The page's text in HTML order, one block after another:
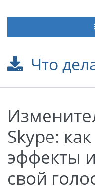
Что
Skype:
эффекты
свой